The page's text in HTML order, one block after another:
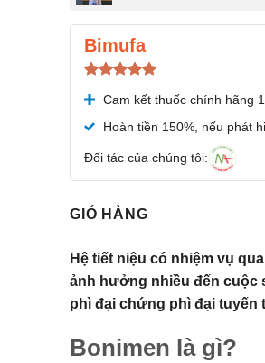
Bimufa
hạng5.00
5 sao
Cam kết thuốc chính hãng
Hoàn tiền 150%, nếu phát
Đối tác của chúng tôi:
GIỎ HÀNG
Hệ tiết niệu có nhiệm vụ
ảnh hưởng nhiều đến cuộc
phì đại chứng phì đại tuyến
Bonimen là gì?